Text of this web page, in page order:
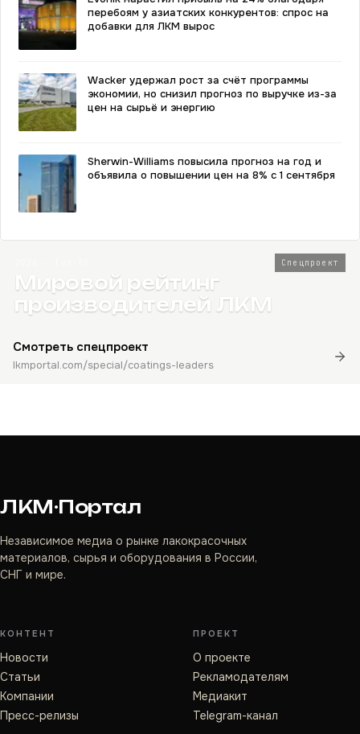
перебоям у азиатских конкурентов: спрос на
добавки для ЛКМ вырос
Wacker удержал рост за счёт программы
экономии, но снизил прогноз по выручке из-за
цен на сырьё и энергию
Sherwin-Williams повысила прогноз на год и
объявила о повышении цен на 8% с 1 сентября
Спецпроект
Мировой рейтинг
производителей ЛКМ
Смотреть спецпроект
lkmportal.com/special/coatings-leaders
ЛКМ·Портал
Независимое медиа о рынке лакокрасочных
материалов, сырья и оборудования в России,
СНГ и мире.
КОНТЕНТ
Новости
Статьи
Компании
Пресс-релизы
ПРОЕКТ
О проекте
Рекламодателям
Медиакит
Telegram-канал